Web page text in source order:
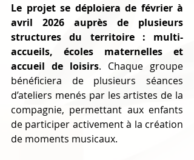
Le projet se déploiera de février à
avril 2026 auprès de plusieurs
structures du territoire : multi-
accueils, écoles maternelles et
accueil de loisirs. Chaque groupe
bénéficiera de plusieurs séances
d’ateliers menés par les artistes de la
compagnie, permettant aux enfants
de participer activement à la création
de moments musicaux.